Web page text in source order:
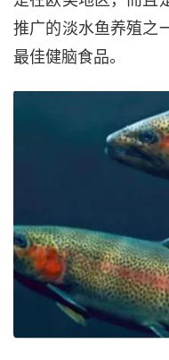
推广的淡水鱼养殖之
最佳健脑食品。